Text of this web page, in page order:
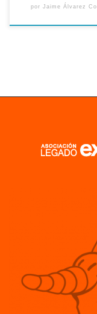
por Jaime Álvarez